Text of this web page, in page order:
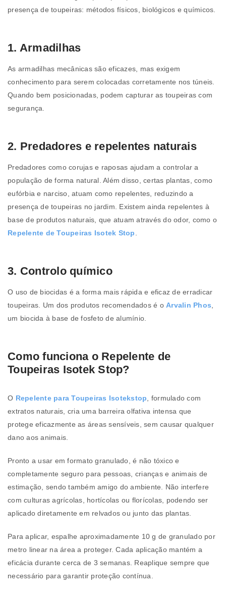
presença de toupeiras: métodos físicos, biológicos e químicos.
1. Armadilhas
As armadilhas mecânicas são eficazes, mas exigem
conhecimento para serem colocadas corretamente nos túneis.
Quando bem posicionadas, podem capturar as toupeiras com
segurança.
2. Predadores e repelentes naturais
Predadores como corujas e raposas ajudam a controlar a
população de forma natural. Além disso, certas plantas, como
eufórbia e narciso, atuam como repelentes, reduzindo a
presença de toupeiras no jardim. Existem ainda repelentes à
base de produtos naturais, que atuam através do odor, como o
Repelente de Toupeiras Isotek Stop
3. Controlo químico
O uso de biocidas é a forma mais rápida e eficaz de erradicar
toupeiras. Um dos produtos recomendados é o Arvalin Phos
um biocida à base de fosfeto de alumínio.
Como funciona o Repelente de
Toupeiras Isotek Stop?
O Repelente para Toupeiras Isotekstop , formulado com
extratos naturais, cria uma barreira olfativa intensa que
protege eficazmente as áreas sensíveis, sem causar qualquer
dano aos animais.
Pronto a usar em formato granulado, é não tóxico e
completamente seguro para pessoas, crianças e animais de
estimação, sendo também amigo do ambiente. Não interfere
com culturas agrícolas, hortícolas ou florícolas, podendo ser
aplicado diretamente em relvados ou junto das plantas.
Para aplicar, espalhe aproximadamente 10 g de granulado por
metro linear na área a proteger. Cada aplicação mantém a
eficácia durante cerca de 3 semanas. Reaplique sempre que
necessário para garantir proteção contínua.